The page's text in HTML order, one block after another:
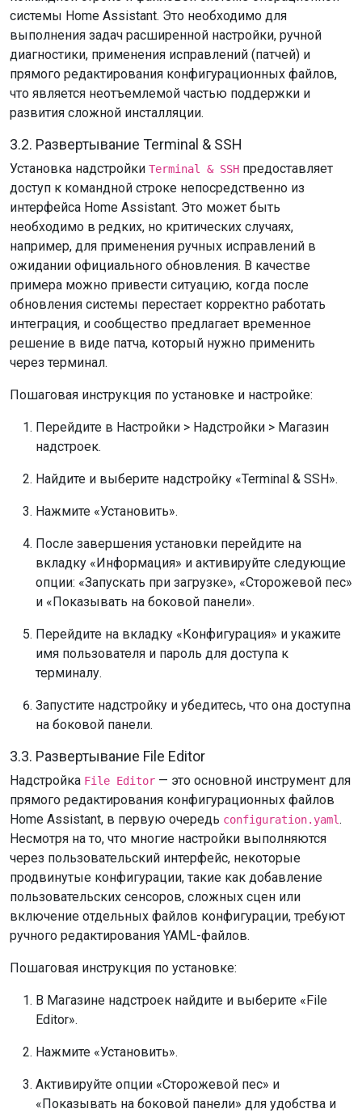
системы Home Assistant. Это необходимо для
выполнения задач расширенной настройки, ручной
диагностики, применения исправлений (патчей) и
прямого редактирования конфигурационных файлов,
что является неотъемлемой частью поддержки и
развития сложной инсталляции.
3.2. Развертывание Terminal & SSH
Установка надстройки Terminal & SSH предоставляет
доступ к командной строке непосредственно из
интерфейса Home Assistant. Это может быть
необходимо в редких, но критических случаях,
например, для применения ручных исправлений в
ожидании официального обновления. В качестве
примера можно привести ситуацию, когда после
обновления системы перестает корректно работать
интеграция, и сообщество предлагает временное
решение в виде патча, который нужно применить
через терминал.
Пошаговая инструкция по установке и настройке:
Перейдите в Настройки > Надстройки > Магазин
надстроек.
Найдите и выберите надстройку «Terminal & SSH».
Нажмите «Установить».
После завершения установки перейдите на
вкладку «Информация» и активируйте следующие
опции: «Запускать при загрузке», «Сторожевой пес»
и «Показывать на боковой панели».
Перейдите на вкладку «Конфигурация» и укажите
имя пользователя и пароль для доступа к
терминалу.
Запустите надстройку и убедитесь, что она доступна
на боковой панели.
3.3. Развертывание File Editor
Надстройка File Editor — это основной инструмент для
прямого редактирования конфигурационных файлов
Home Assistant, в первую очередь configuration.yaml.
Несмотря на то, что многие настройки выполняются
через пользовательский интерфейс, некоторые
продвинутые конфигурации, такие как добавление
пользовательских сенсоров, сложных сцен или
включение отдельных файлов конфигурации, требуют
ручного редактирования YAML-файлов.
Пошаговая инструкция по установке:
В Магазине надстроек найдите и выберите «File
Editor».
Нажмите «Установить».
Активируйте опции «Сторожевой пес» и
«Показывать на боковой панели» для удобства и